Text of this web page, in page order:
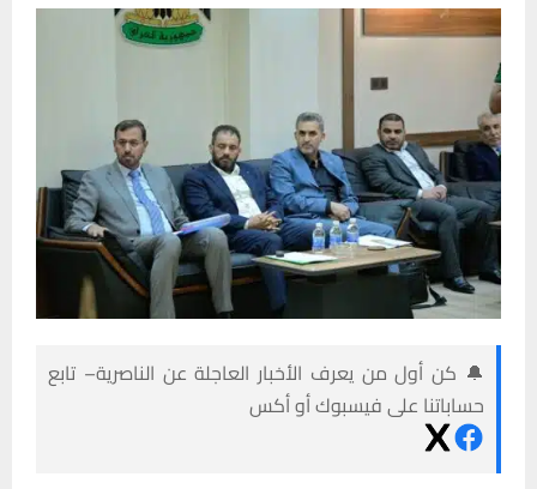
🔔 كن أول من يعرف الأخبار العاجلة عن الناصرية– تابع
حساباتنا على فيسبوك أو أكس